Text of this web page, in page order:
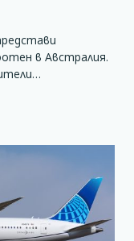
в Австралия.